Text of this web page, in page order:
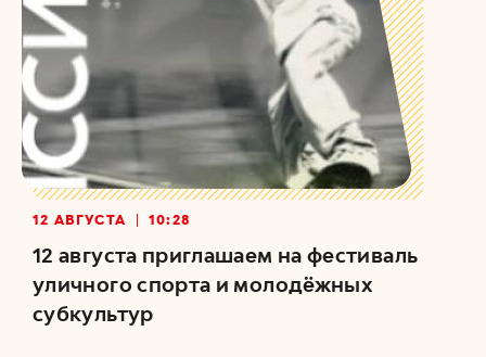
12 АВГУСТА 10:28
12 августа приглашаем на фестиваль
уличного спорта и молодёжных
субкультур